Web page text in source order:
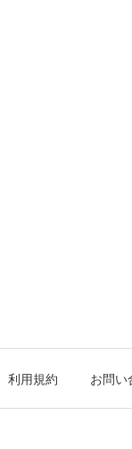
利用規約 お問い